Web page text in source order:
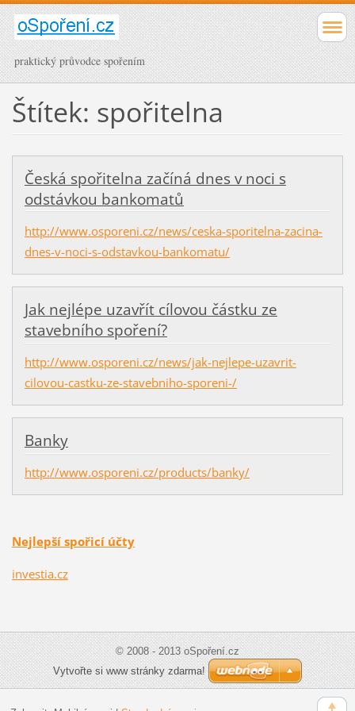
praktický průvodce spořením
Štítek: spořitelna
Česká spořitelna začíná dnes v noci s
odstávkou bankomatů
http://www.osporeni.cz/news/ceska-sporitelna-zacina-
dnes-v-noci-s-odstavkou-bankomatu/
Jak nejlépe uzavřít cílovou částku ze
stavebního spoření?
http://www.osporeni.cz/news/jak-nejlepe-uzavrit-
cilovou-castku-ze-stavebniho-sporeni-/
Banky
http://www.osporeni.cz/products/banky/
Nejlepší spořicí účty
investia.cz
© 2008 - 2013 oSpoření.cz
Vytvořte si www stránky zdarma!